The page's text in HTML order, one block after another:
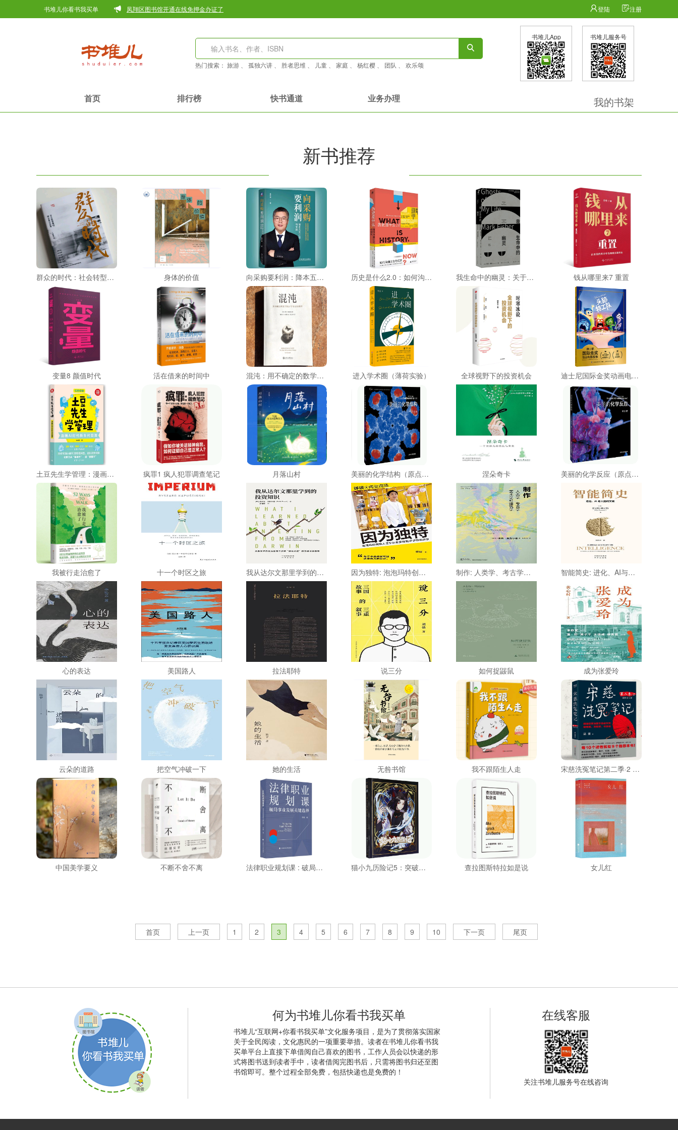
书堆儿你看书我买单 凤翔区图书馆开通在线免押金办证了 登陆 注册
热门搜索： 旅游 孤独六讲 胜者思维 儿童 家庭 杨红樱 团队 欢乐颂
书堆儿服务号
书堆儿App
首页 排行榜 快书通道 业务办理 我的书架
新书推荐
群众的时代：社会转型期的城市基层治理 身体的价值 向采购要利润：降本五大方法与实践 历史是什么2.0：如何沟通过去与现在 我生命中的幽灵：关于抑郁症、幽灵学和消失的未来(新行思) 钱从哪里来7 重置
变量8 颜值时代 活在借来的时间中 混沌：用不确定的数学掲示宇宙运行规律 进入学术圈（薄荷实验） 全球视野下的投资机会 迪士尼国际金奖动画电影故事·头脑特工队
土豆先生学管理：漫画AI时代新生代管理（新时代·管理新思维） 疯罪1 疯人犯罪调查笔记 月落山村 美丽的化学结构（原点阅读） 涅朵奇卡 美丽的化学反应（原点阅读）
我被行走治愈了 十一个时区之旅 我从达尔文那里学到的投资知识 因为独特: 泡泡玛特创始人王宁从杂货铺到IP世界的跋涉 制作: 人类学、考古学、艺术学和建筑学 智能简史: 进化、AI与人脑的突破
心的表达 美国路人 拉法耶特 说三分 如何捉鼹鼠 成为张爱玲
云朵的道路 把空气冲破一下 她的生活 无咎书馆 我不跟陌生人走 宋慈洗冤笔记第二季·2 滴骨杀人案
中国美学要义 不断不舍不离 法律职业规划课 : 破局事业发展关键选择 猫小九历险记5：突破重围篇 查拉图斯特拉如是说 女儿红
首页 上一页 1 2 3 4 5 6 7 8 9 10 下一页 尾页
何为书堆儿你看书我买单
书堆儿“互联网+你看书我买单”文化服务项目，是为了贯彻落实国家
关于全民阅读，文化惠民的一项重要举措。读者在书堆儿你看书我
买单平台上直接下单借阅自己喜欢的图书，工作人员会以快递的形
式将图书送到读者手中，读者借阅完图书后，只需将图书归还至图
书馆即可。整个过程全部免费，包括快递也是免费的！
在线客服
关注书堆儿服务号在线咨询